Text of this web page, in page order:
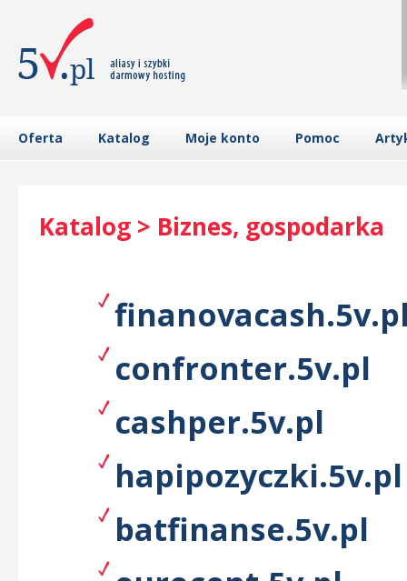
Oferta Katalog Moje konto Pomoc
Katalog > Biznes, gospodarka
confronter.5v.pl
cashper.5v.pl
hapipozyczki.5v.pl
batfinanse.5v.pl